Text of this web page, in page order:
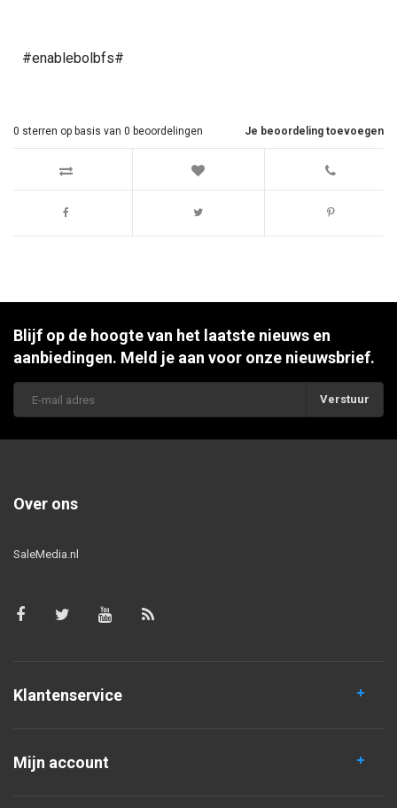
#enablebolbfs#
Je beoordeling toevoegen
0 sterren op basis van 0 beoordelingen
Blijf op de hoogte van het laatste nieuws en
aanbiedingen. Meld je aan voor onze nieuwsbrief.
Verstuur
Over ons
SaleMedia.nl
Klantenservice
Mijn account